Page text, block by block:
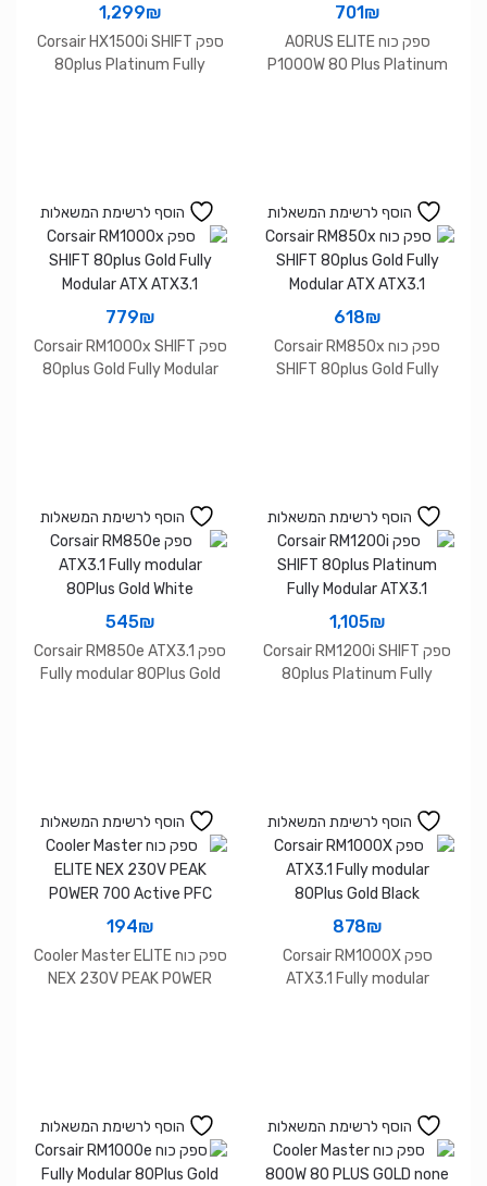
701₪
ספק כוח AORUS ELITE
P1000W 80 Plus Platinum
1,299₪
ספק Corsair HX1500i SHIFT
80plus Platinum Fully
הוסף לרשימת המשאלות
618₪
ספק כוח Corsair RM850x
SHIFT 80plus Gold Fully
הוסף לרשימת המשאלות
779₪
ספק Corsair RM1000x SHIFT
80plus Gold Fully Modular
הוסף לרשימת המשאלות
1,105₪
ספק Corsair RM1200i SHIFT
80plus Platinum Fully
הוסף לרשימת המשאלות
545₪
ספק Corsair RM850e ATX3.1
Fully modular 80Plus Gold
הוסף לרשימת המשאלות
878₪
ספק Corsair RM1000X
ATX3.1 Fully modular
הוסף לרשימת המשאלות
194₪
ספק כוח Cooler Master ELITE
NEX 230V PEAK POWER
הוסף לרשימת המשאלות הוסף לרשימת המשאלות